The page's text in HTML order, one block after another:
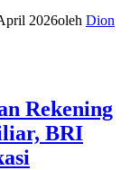
2026oleh Dion
Rekening
BRI